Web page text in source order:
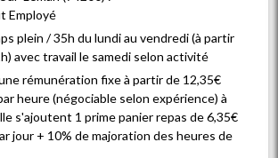
Employé
plein / 35h du lundi au vendredi (à partir
avec travail le samedi selon activité
rémunération fixe à partir de 12,35€
heure (négociable selon expérience) à
s'ajoutent 1 prime panier repas de 6,35€
jour + 10% de majoration des heures de